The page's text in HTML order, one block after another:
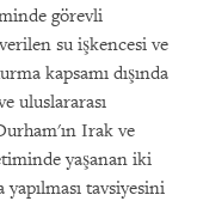
görevli
su işkencesi ve
kapsamı dışında
uluslararası
Irak ve
yaşanan iki
tavsiyesini